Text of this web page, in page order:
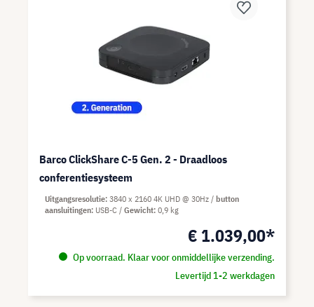
Barco ClickShare C-5 Gen. 2 - Draadloos
conferentiesysteem
€ 1.039,00*
Op voorraad. Klaar voor onmiddellijke verzending.
Levertijd 1-2 werkdagen
Uitgangsresolutie 3840 x 2160 4K UHD @ 30Hz
button
aansluitingen USB-C Gewicht 0,9 kg